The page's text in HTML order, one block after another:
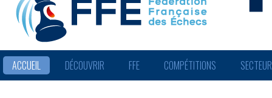
ACCUEIL DÉCOUVRIR FFE COMPÉTITIONS